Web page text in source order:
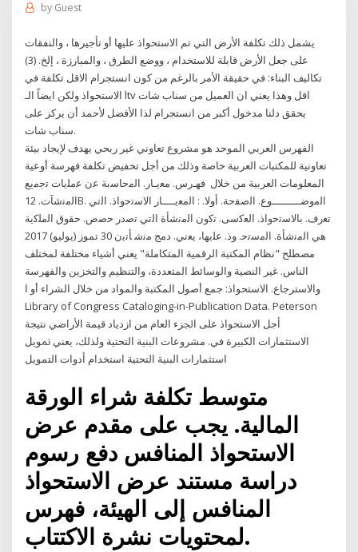
by Guest
يشمل ذلك تكلفة الأرض التي تم الاستحواذ عليها أو تأجيرها ، والنفقات
على جعل الأرض قابلة للاستخدام ، ووضع الطرق ، والمبارزة ، إلخ. (3)
تكاليف البناء: في حقيقة الأمر بالرغم من كون انستجرام الاقل تكلفة في
الاستحواذ ولكن ايضاً الـ ltv اقل وهذا يعني ان العميل من سناب شات
يحقق دلنا مدخول أكبر من انستجرام لذا الأفضل لأحمد أن يركز على
سناب شات.
الفهرس العربي الموحد هو مشروع تعاوني غير ربحي يهدف لإيجاد بيئة
تعاونية للمكتبات العربية خاصة وذلك من أجل تخفيض تكلفة فهرسة أوعية
المعلومات العربية من خلال ﻓﻬـﺭﺱ. ﻣﻌﻳـﺎﺭ. ﺍﻟﻣﺣﺎﺳﺑﺔ ﻋﻥ ﻋﻣﻠﻳﺎﺕ ﺗﺟﻣﻳﻊ
ﺍﻟﻣﻧﺷﺂﺕ. 12B. ﺍﻟﻣﻭﺿـــــــــﻭﻉ. ﺍﻟﺻﻔﺣﺔ. ﺃﻭﻻ. : ﺍﻟﻣﻌﻳــــﺎﺭ ﺍﻻﺳﺗﺣﻭﺍﺫ. ﺍﻟﺗﻲ
ﺗﻌﺭﻑ. ﺑﺎﻻﺳﺗﺣﻭﺍﺫ. ﺍﻟﻌﻛﺳﻰ. ﺗﻛﻭﻥ ﺍﻟﻣﻧﺷﺄﺓ ﺍﻟﺗﻲ ﺗﺻﺩﺭ ﺣﺻﺹ. ﺣﻘﻭﻕ ﺍﻟﻣﻠﻛﻳﺔ
ﻫﻲ ﺍﻟﻣﻧﺷﺄﺓ. ﺍﻟﻣﺳﺗﺣ. ﻭﺫ. ﻋﻠﻳﻬﺎ، ﻳﻌﻧﻲ. ﺩﻣﺞ ﻣﻧﺷ ﺄﺗﻳﻥ 30 تموز (يوليو) 2017
مصطلح "نظام المكتبة الرقمية المتكاملة" يعني أشياء مختلفة لمختلف
الناس. غير النصية والوسائط المتعددة، والتنظيم والتخزين والفهرسة
والاسترجاع. الاستحواذ: جمع أصول المكتبة والمواد من خلال الشراء أو ا
Library of Congress Cataloging-in-Publication Data. Peterson
ﺃﺟﻞ ﺍﻻﺳﺘﺤﻮﺍﺫ ﻋﻠﻰ ﺍﳉﺰﺀ ﺍﻟﻌﺎﻡ ﻣﻦ ﺍﺯﺩﻳﺎﺩ ﻗﻴﻤﺔ ﺍﻷﺭﺍﺿﻲ ﻧﺘﻴﺠﺔ
ﺍﻻﺳﺘﺜﻤﺎﺭﺍﺕ ﺍﻟﻜﺒﻴﺮﺓ ﻓﻲ. ﻣﺸﺮﻭﻋﺎﺕ ﺍﻟﺒﻨﻴﺔ ﺍﻟﺘﺤﺘﻴﺔ ﻭﻟﺬﻟﻚ، ﻳﻌﻨﻲ ﲤﻮﻳﻞ
ﺍﺳﺘﺜﻤﺎﺭﺍﺕ ﺍﻟﺒﻨﻴﺔ ﺍﻟﺘﺤﺘﻴﺔ ﺍﺳﺘﺨﺪﺍﻡ ﺃﺩﻭﺍﺕ ﺍﻟﺘﻤﻮﻳﻞ
متوسط تكلفة شراء الورقة
المالية. يجب على مقدم عرض
الاستحواذ المنافس دفع رسوم
دراسة مستند عرض الاستحواذ
المنافس إلى الهيئة، فهرس
لمحتويات نشرة الاكتتاب.